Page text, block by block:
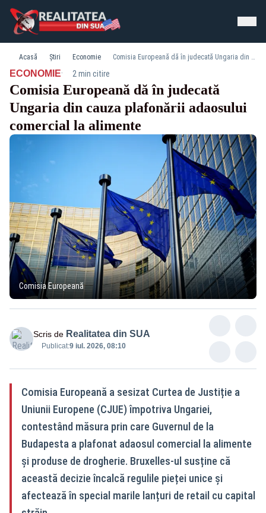
Acasă Știri Economie Comisia Europeană dă în judecată Ungaria din cauza plafonării adaosului comercial la alimente
ECONOMIE· 2 min citire
Comisia Europeană dă în judecată
Ungaria din cauza plafonării adaosului
comercial la alimente
Comisia Europeană
Scris de Realitatea din SUA
Publicat:9 iul. 2026, 08:10
Comisia Europeană a sesizat Curtea de Justiție a
Uniunii Europene (CJUE) împotriva Ungariei,
contestând măsura prin care Guvernul de la
Budapesta a plafonat adaosul comercial la alimente
și produse de drogherie. Bruxelles-ul susține că
această decizie încalcă regulile pieței unice și
afectează în special marile lanțuri de retail cu capital